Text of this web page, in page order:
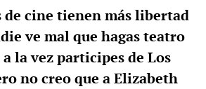
de cine tienen más libertad
ve mal que hagas teatro
la vez participes de Los
no creo que a Elizabeth